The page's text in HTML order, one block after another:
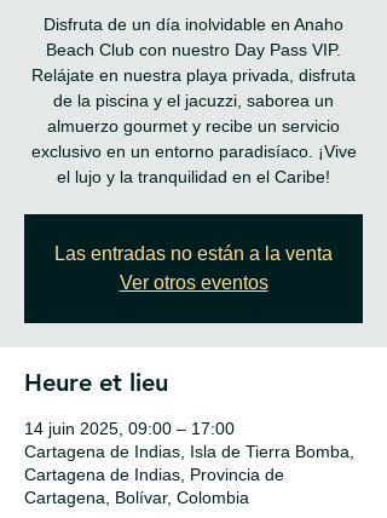
Disfruta de un día inolvidable en Anaho
Beach Club con nuestro Day Pass VIP.
Relájate en nuestra playa privada, disfruta
de la piscina y el jacuzzi, saborea un
almuerzo gourmet y recibe un servicio
exclusivo en un entorno paradisíaco. ¡Vive
el lujo y la tranquilidad en el Caribe!
Las entradas no están a la venta
Ver otros eventos
Heure et lieu
14 juin 2025, 09:00 – 17:00
Cartagena de Indias, Isla de Tierra Bomba,
Cartagena de Indias, Provincia de
Cartagena, Bolívar, Colombia